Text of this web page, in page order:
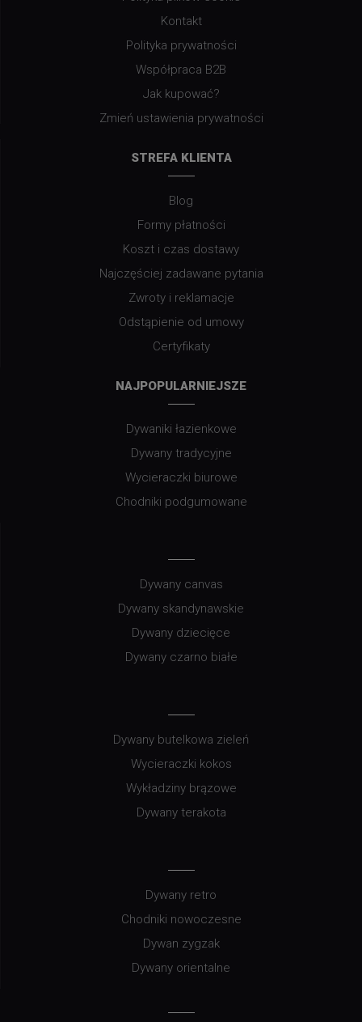
Kontakt
Polityka prywatności
Współpraca B2B
Jak kupować?
Zmień ustawienia prywatności
STREFA KLIENTA
Blog
Formy płatności
Koszt i czas dostawy
Najczęściej zadawane pytania
Zwroty i reklamacje
Odstąpienie od umowy
Certyfikaty
NAJPOPULARNIEJSZE
Dywaniki łazienkowe
Dywany tradycyjne
Wycieraczki biurowe
Chodniki podgumowane
Dywany canvas
Dywany skandynawskie
Dywany dziecięce
Dywany czarno białe
Dywany butelkowa zieleń
Wycieraczki kokos
Wykładziny brązowe
Dywany terakota
Dywany retro
Chodniki nowoczesne
Dywan zygzak
Dywany orientalne